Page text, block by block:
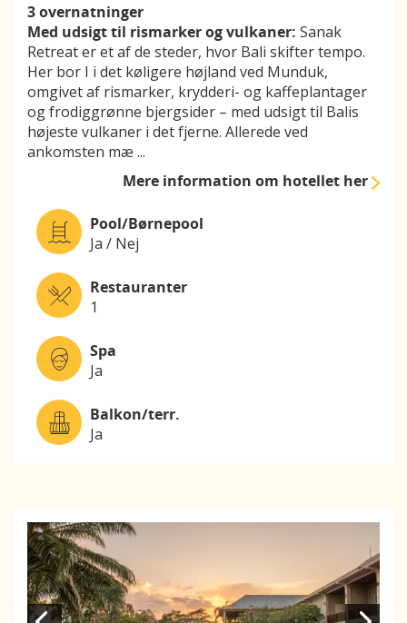
3 overnatninger
Med udsigt til rismarker og vulkaner: Sanak
Retreat er et af de steder, hvor Bali skifter tempo.
Her bor I i det køligere højland ved Munduk,
omgivet af rismarker, krydderi- og kaffeplantager
og frodiggrønne bjergsider – med udsigt til Balis
højeste vulkaner i det fjerne. Allerede ved
ankomsten mæ ...
Mere informationom hotellet her
Pool/Børnepool
Ja / Nej
Restauranter
1
Spa
Ja
Balkon/terr.
Ja